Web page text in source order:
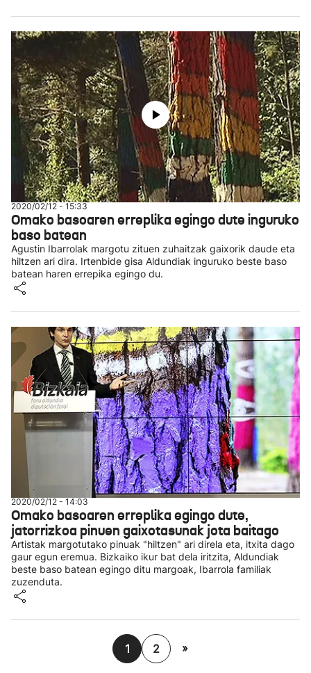
2020/02/12 - 15:33
Omako basoaren erreplika egingo dute inguruko
baso batean
Agustin Ibarrolak margotu zituen zuhaitzak gaixorik daude eta
hiltzen ari dira. Irtenbide gisa Aldundiak inguruko beste baso
batean haren errepika egingo du.
2020/02/12 - 14:03
Omako basoaren erreplika egingo dute,
jatorrizkoa pinuen gaixotasunak jota baitago
Artistak margotutako pinuak "hiltzen" ari direla eta, itxita dago
gaur egun eremua. Bizkaiko ikur bat dela iritzita, Aldundiak
beste baso batean egingo ditu margoak, Ibarrola familiak
zuzenduta.
1 2 »